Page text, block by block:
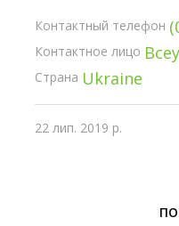
Контактный телефон
Контактное лицо
Страна Ukraine
22 лип. 2019 р.